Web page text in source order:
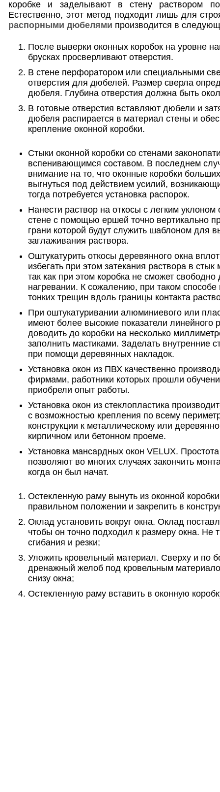
коробке и заделывают в стену раствором
Естественно, этот метод подходит лишь для
распорными дюбелями производится в
После выверки оконных коробок на уровне
брусках просверливают отверстия.
В стене перфоратором или специальными
отверстия для дюбелей. Размер сверла
дюбеля. Глубина отверстия должна быть
В готовые отверстия вставляют дюбели и
дюбеля распирается в материал стены и
крепление оконной коробки.
Стыки оконной коробки со стенами
вспенивающимся составом. В последнем
внимание на то, что оконные коробки
выгнуться под действием усилий,
тогда потребуется установка распорок.
Нанести раствор на откосы с легким уклоном
стене с помощью ершей точно вертикально
грани которой будут служить шаблоном для
заглаживания раствора.
Оштукатурить откосы деревянного окна
избегать при этом затекания раствора в
так как при этом коробка не сможет
нагревании. К сожалению, при таком способе
тонких трещин вдоль границы контакта
При оштукатуривании алюминиевого или
имеют более высокие показатели линейного
доводить до коробки на несколько
заполнить мастиками. Заделать внутренние
при помощи деревянных накладок.
Установка окон из ПВХ качественно
фирмами, работники которых прошли
приобрели опыт работы.
Установка окон из стеклопластика
с возможностью крепления по всему
конструкции к металлическому или
кирпичном или бетонном проеме.
Установка мансардных окон VELUX.
позволяют во многих случаях закончить
когда он был начат.
Остекленную раму вынуть из оконной
правильном положении и закрепить в
Оклад установить вокруг окна. Оклад
чтобы он точно подходил к размеру окна. Не
сгибания и резки;
Уложить кровельный материал. Сверху и по
дренажный желоб под кровельным
снизу окна;
Остекленную раму вставить в оконную